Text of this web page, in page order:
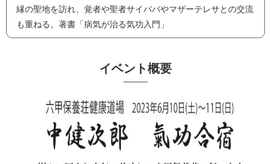
縁の聖地を訪れ、覚者や聖者サイババやマザーテレサとの交流
も重ねる。著書「病気が治る気 功 入 門 」
イベ ン ト 概 要